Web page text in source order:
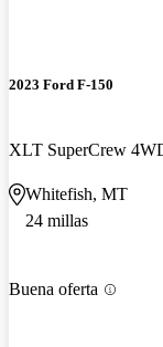
2023 Ford F-150
XLT SuperCrew
Whitefish, MT
24 millas
Buena oferta